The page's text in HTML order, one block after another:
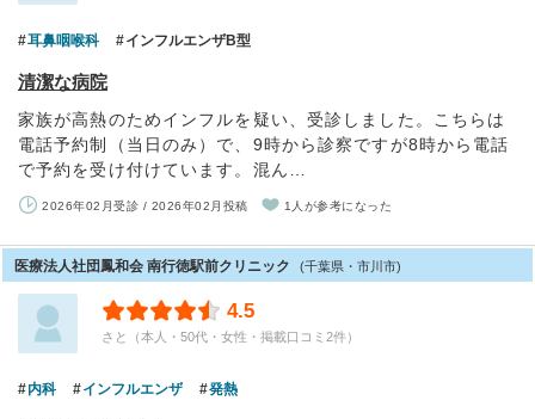
耳鼻咽喉科 インフルエンザB型
清潔な病院
家族が高熱のためインフルを疑い、受診しました。こちらは
電話予約制（当日のみ）で、9時から診察ですが8時から電話
で予約を受け付けています。混ん…
2026年02月受診 / 2026年02月投稿 1人が参考になった
医療法人社団鳳和会 南行徳駅前クリニック (千葉県・市川市)
4.5
さと（本人・50代・女性・掲載口コミ2件）
内科 インフルエンザ 発熱